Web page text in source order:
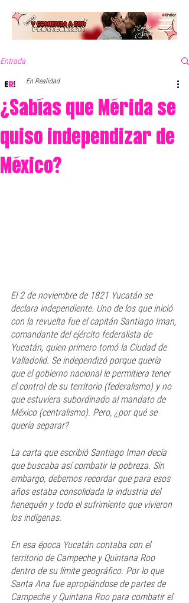
Entrada
¿Sabías que Mérida se
quiso independizar de
México?
En Realidad
El 2 de noviembre de 1821 Yucatán se
declara independiente. Uno de los que inició
con la revuelta fue el capitán Santiago Iman,
comandante del ejército federalista de
Yucatán, quien primero tomó la Ciudad de
Valladolid. Se independizó porque quería
que el gobierno nacional le permitiera tener
el control de su territorio (federalismo) y no
que estuviera subordinado al mandato de
México (centralismo). Pero, ¿por qué se
quería separar?
La carta que escribió Santiago Iman decía
que buscaba así combatir la pobreza. Sin
embargo, debemos recordar que para esos
años estaba consolidada la industria del
henequén y todo el sufrimiento que vivieron
los indígenas.
En esa época Yucatán contaba con el
territorio de Campeche y Quintana Roo
dentro de su límite geográfico. Por lo que
Santa Ana fue apropiándose de partes de
Campeche y Quintana Roo para combatir el